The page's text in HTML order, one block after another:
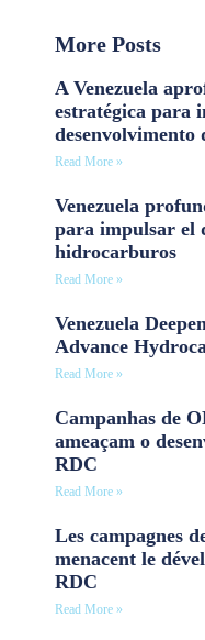
More Posts
A Venezuela
estratégica para
desenvolvimento
Read More »
Venezuela
para impulsar el
hidrocarburos
Read More »
Venezuela
Advance
Read More »
Campanhas de
ameaçam o
RDC
Read More »
Les campagnes
menacent le
RDC
Read More »